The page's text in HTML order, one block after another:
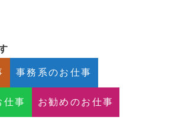
事務系のお仕事
仕事 お勧めのお仕事